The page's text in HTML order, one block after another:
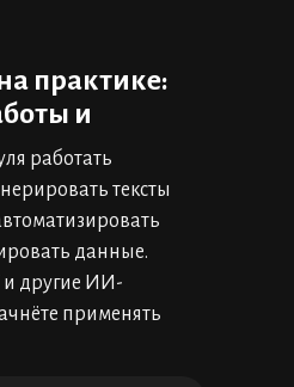
практике:
и
работать
тексты
данные.
и другие ИИ-
применять